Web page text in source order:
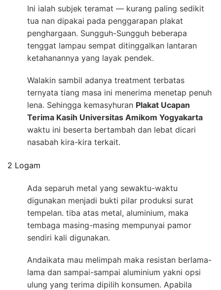
Ini ialah subjek teramat — kurang paling sedikit
tua nan dipakai pada penggarapan plakat
penghargaan. Sungguh-Sungguh beberapa
tenggat lampau sempat ditinggalkan lantaran
ketahanannya yang layak pendek.
Walakin sambil adanya treatment terbatas
ternyata tiang masa ini menerima menetap penuh
lena. Sehingga kemasyhuran Plakat Ucapan
Terima Kasih Universitas Amikom Yogyakarta
waktu ini beserta bertambah dan lebat dicari
nasabah kira-kira terkait.
2 Logam
Ada separuh metal yang sewaktu-waktu
digunakan menjadi bukti pilar produksi surat
tempelan. tiba atas metal, aluminium, maka
tembaga masing-masing mempunyai pamor
sendiri kali digunakan.
Andaikata mau melimpah maka resistan berlama-
lama dan sampai-sampai aluminium yakni opsi
ulung yang terima dipilih konsumen. Apabila